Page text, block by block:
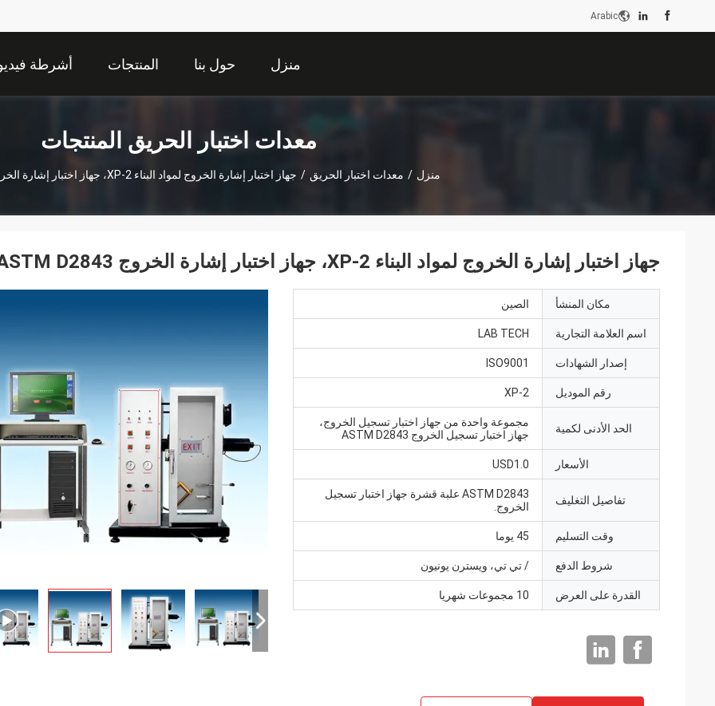
Arabic
منزل حول بنا المنتجات أشرطة
معدات اختبار الحريق المنتجات
منزل / معدات اختبار الحريق / جهاز اختبار إشارة الخروج لمواد البناء XP-2، جهاز اختبار إشارة الخروج ASTM D2843
جهاز اختبار إشارة الخروج لمواد البناء XP-2، جهاز اختبار إشارة الخروج ASTM D2843
مكان المنشأ الصين
اسم العلامة التجارية LAB TECH
إصدار الشهادات ISO9001
رقم الموديل XP-2
الحد الأدنى لكمية
مجموعة واحدة من جهاز اختبار تسجيل الخروج،
جهاز اختبار تسجيل الخروج ASTM D2843
الأسعار USD1.0
تفاصيل التغليف
ASTM D2843 علبة قشرة جهاز اختبار تسجيل
الخروج.
وقت التسليم 45 يوما
شروط الدفع / تي تي، ويسترن يونيون
القدرة على العرض 10 مجموعات شهريا